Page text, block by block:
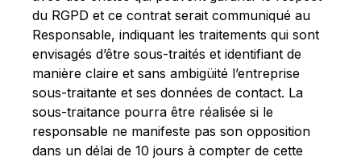
du RGPD et ce contrat serait communiqué au
Responsable, indiquant les traitements qui sont
envisagés d’être sous-traités et identifiant de
manière claire et sans ambigüité l’entreprise
sous-traitante et ses données de contact. La
sous-traitance pourra être réalisée si le
responsable ne manifeste pas son opposition
dans un délai de 10 jours à compter de cette